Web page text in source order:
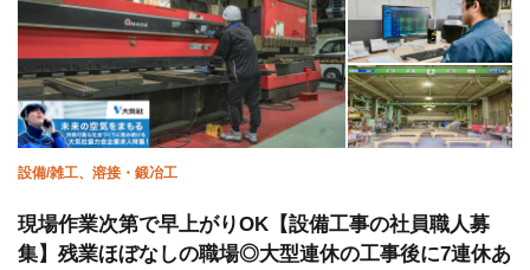
設備/雑工、溶接・鍛冶工
現場作業次第で早上がりOK【設備工事の社員職人募
集】残業ほぼなしの職場◎大型連休の工事後に7連休あ